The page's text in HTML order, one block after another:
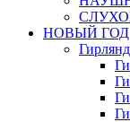
НОВЫЙ ГОД